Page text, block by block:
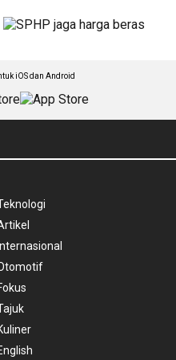
pasar Amerika, omzet
perluas akses layanan
11 jam lalu